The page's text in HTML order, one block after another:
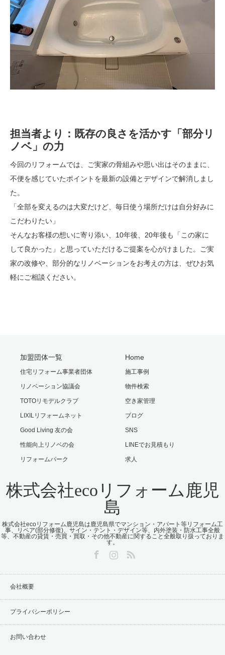
担当者より：既存の良さを活かす「部分リ
ノベ」の力
今回のリフォームでは、ご実家の骨組みや思い出はそのままに、
不便を感じていたポイントを最新の設備とデザインで解消しまし
た。
「全部を変えるのは大変だけど、毎日使う場所だけは自分好みに
こだわりたい」
そんなお客様の想いに寄り添い、10年後、20年後も「この家に
して良かった」と思っていただけるご提案を心がけました。ご実
家の改修や、部分的なリノベーションをお考えの方は、ぜひお気
軽にご相談ください。
加盟団体一覧
住宅リフォーム事業者団体
リノベーション協議会
TOTOリモデルクラブ
LIXILリフォームネット
Good Living 友の会
性能向上リノベの会
リフォームパーク
Home
施工事例
物件検索
空き家管理
ブログ
SNS
LINEでお見積もり
求人
株式会社ecoリフォーム鹿児
島
株式会社ecoリフォーム鹿児島は鹿児島県でマンション・アパート等リフォーム工
事、リペア(部分修復)、サイン・テント・デザイン等、内外塗装・防水工事全般
等、不動産の貸賃・売買・買取・その他不動産に関すること全般取り扱っておりま
す。
会社概要
プライバシーポリシー
お問い合わせ